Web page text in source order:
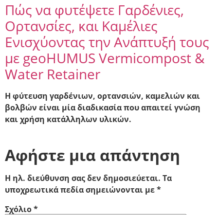
Πώς να φυτέψετε Γαρδένιες,
Ορτανσίες, και Καμέλιες
Ενισχύοντας την Ανάπτυξή τους
με geoHUMUS Vermicompost &
Water Retainer
Η φύτευση γαρδένιων, ορτανσιών, καμελιών και
βολβών είναι μία διαδικασία που απαιτεί γνώση
και χρήση κατάλληλων υλικών.
Αφήστε μια απάντηση
Η ηλ. διεύθυνση σας δεν δημοσιεύεται. Τα
υποχρεωτικά πεδία σημειώνονται με*
Σχόλιο*